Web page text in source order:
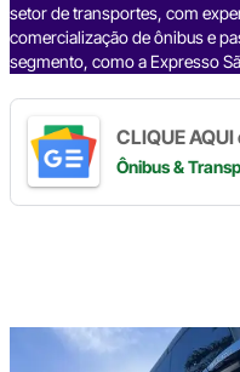
setor de transportes, com
comercialização de ônibus e
segmento, como a Expresso
CLIQUE
Ônibus &